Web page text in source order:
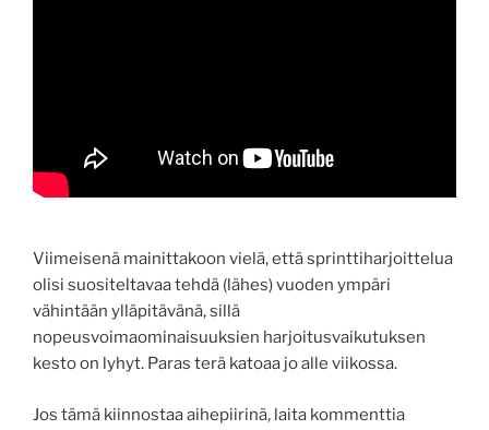
Viimeisenä mainittakoon vielä, että sprinttiharjoittelua
olisi suositeltavaa tehdä (lähes) vuoden ympäri
vähintään ylläpitävänä, sillä
nopeusvoimaominaisuuksien harjoitusvaikutuksen
kesto on lyhyt. Paras terä katoaa jo alle viikossa.
Jos tämä kiinnostaa aihepiirinä, laita kommenttia